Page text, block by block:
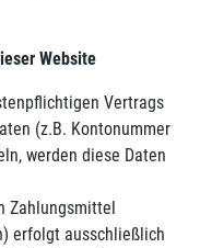
Website
Vertrags
(z.B. Kontonummer
werden diese Daten
Zahlungsmittel
erfolgt ausschließlich